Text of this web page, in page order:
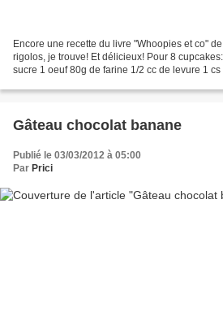
Encore une recette du livre "Whoopies et co"
rigolos, je trouve! Et délicieux! Pour 8
sucre 1 oeuf 80g de farine 1/2 cc de levure 1
Gâteau chocolat banane
Publié le 03/03/2012 à 05:00
Par Prici